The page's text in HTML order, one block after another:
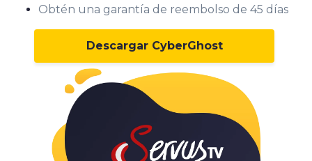
Obtén una garantía de reembolso de 45 días
Descargar CyberGhost